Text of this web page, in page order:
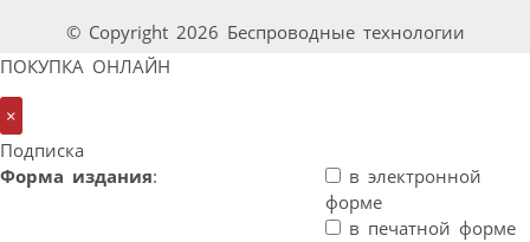
© Copyright 2026 Беспроводные технологии
ПОКУПКА ОНЛАЙН
×
Подписка
Форма издания:
в электронной
форме
в печатной форме